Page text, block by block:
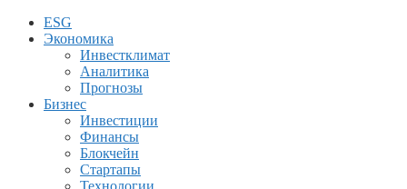
ESG
Экономика
Инвестклимат
Аналитика
Прогнозы
Бизнес
Инвестиции
Финансы
Блокчейн
Стартапы
Технологии